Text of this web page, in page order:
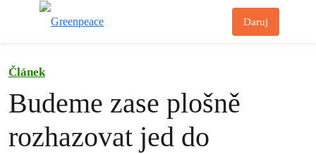
Daruj
Článek
Budeme zase plošně
rozhazovat jed do